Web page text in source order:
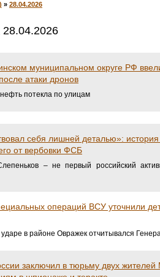
» 28.04.2026
28.04.2026
муниципальном округе РФ
атаки дронов
потекла по улицам
себя лишней деталью»:
от вербовки ФСБ
– не первый российский
операций ВСУ уточнили
ударе в районе Овражек отчитывался
заключил в тюрьму двух